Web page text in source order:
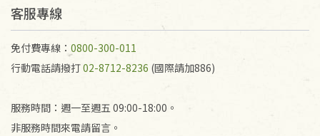
不接受退貨之手抄稿，為敬重法寶故，里仁網購無法
代為結緣處理等。 若需將手抄稿寄還給消費者，因而
產生的運費100元/箱將由消費者負擔。
客服專線
免付費專線： 0800-300-011
行動電話請撥打02-8712-8236 (國際請加886)
服務時間：週一至週五 09:00-18:00。
非服務時間來電請留言。